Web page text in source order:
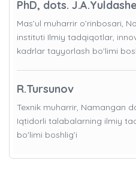
PhD, dots.
Mas’ul muharrir o’rinbosari,
instituti Ilmiy tadqiqotlar,
kadrlar tayyorlash bo'limi
R.Tursunov
Texnik muharrir, Namangan
Iqtidorli talabalarning ilmiy
bo'limi boshlig’i